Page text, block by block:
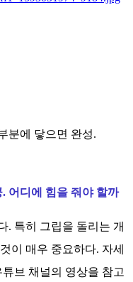
분에 닿으면 완성.
어디에 힘을 줘야 할까
. 특히 그립을 돌리는 개
이 매우 중요하다. 자세
브 채널의 영상을 참고